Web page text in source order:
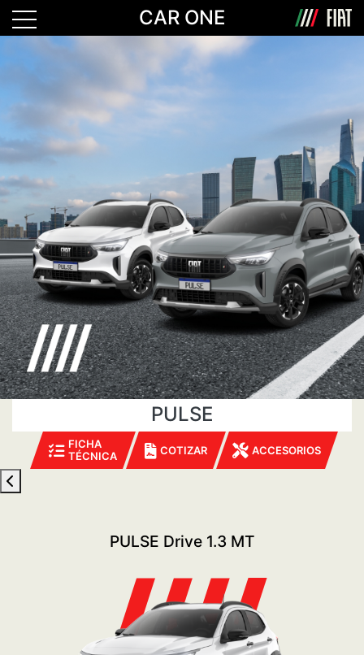
CAR ONE
PULSE
FICHA
TÉCNICA
COTIZAR ACCESORIOS
PULSE Drive 1.3 MT